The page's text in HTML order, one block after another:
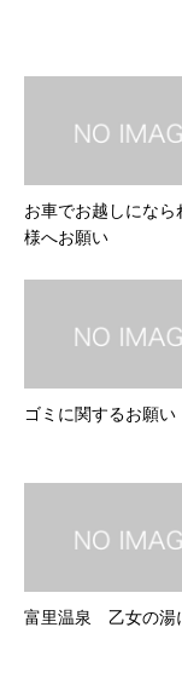
お車でお越しになら
様へお願い
ゴミに関するお願い
富里温泉 乙女の湯